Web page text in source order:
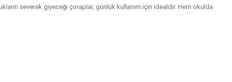
severek giyeceği çoraplar, günlük kullanım için idealdir. Hem okulda